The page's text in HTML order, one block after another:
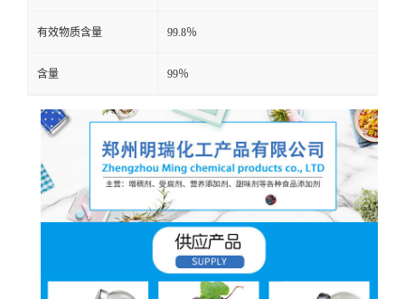
有效物质含量 99.8％
含量 99％